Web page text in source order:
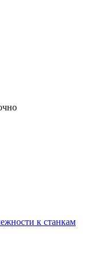
к станкам